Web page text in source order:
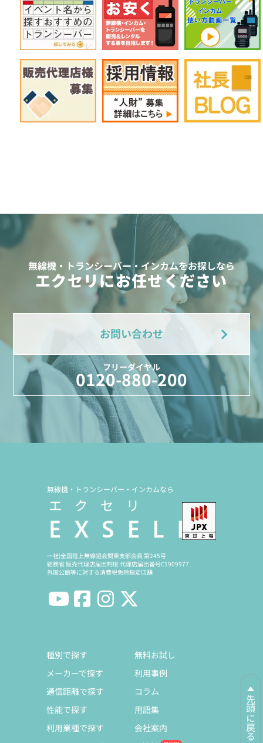
無線機・トランシーバー・インカムをお探しなら
エクセリにお任せください
お問い合わせ
フリーダイヤル
0120-880-200
先頭に戻る
無線機・トランシーバー・インカムなら
一社)全国陸上無線協会関東支部会員 第245号
総務省 販売代理店届出制度 代理店届出番号C1909977
外国公館等に対する消費税免除指定店舗
種別で探す
メーカーで探す
通信距離で探す
性能で探す
利用業種で探す
無料お試し
利用事例
コラム
用語集
会社案内